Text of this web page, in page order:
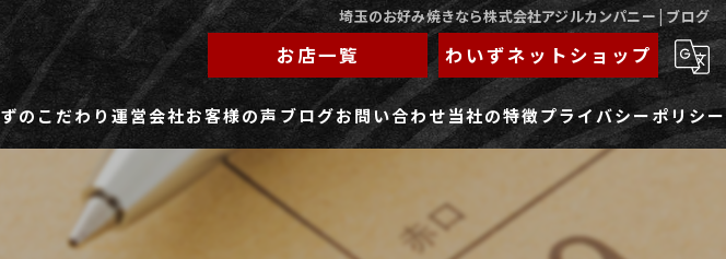
埼玉のお好み焼きなら株式会社アジルカンパニー | ブログ
お店一覧 わいずネットショップ
のこだわり運営会社お客様の声 ブログお問い合わせ当社の特徴
もんじゃ
ランチ
プライバシーポリシー